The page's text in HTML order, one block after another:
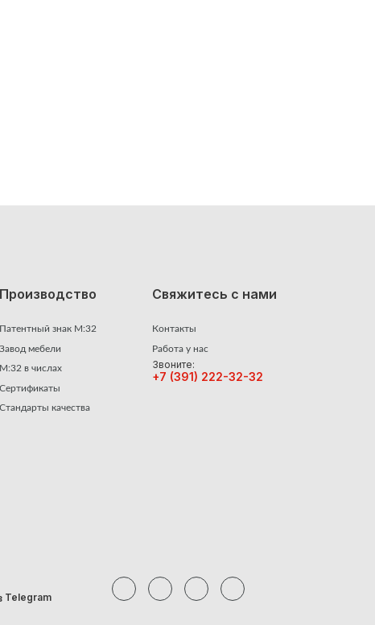
Производство
Патентный знак М:32
Завод мебели
М:32 в числах
Сертификаты
Стандарты качества
Свяжитесь с нами
Контакты
Работа у нас
Звоните:
+7 (391) 222-32-32
Telegram